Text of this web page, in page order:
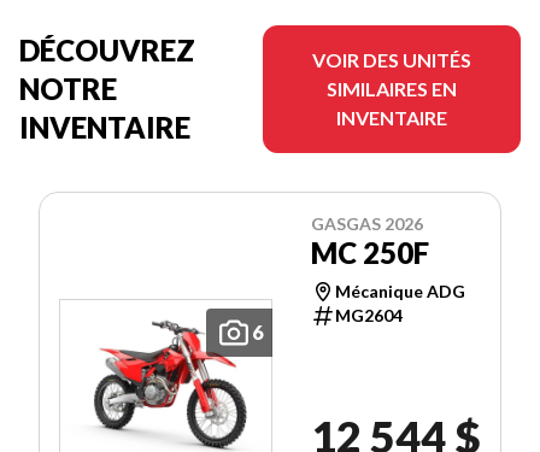
DÉCOUVREZ
NOTRE
INVENTAIRE
VOIR DES UNITÉS
SIMILAIRES EN
INVENTAIRE
6
GASGAS 2026
MC 250F
Mécanique ADG
MG2604
12 544 $